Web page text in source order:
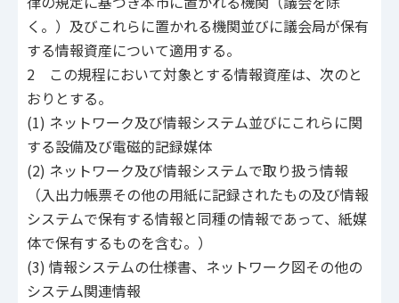
く。）及びこれらに置かれる機関並びに議会局が保有
する情報資産について適用する。
2 この規程において対象とする情報資産は、次のと
おりとする。
(1) ネットワーク及び情報システム並びにこれらに関
する設備及び電磁的記録媒体
(2) ネットワーク及び情報システムで取り扱う情報
（入出力帳票その他の用紙に記録されたもの及び情報
システムで保有する情報と同種の情報であって、紙媒
体で保有するものを含む。）
(3) 情報システムの仕様書、ネットワーク図その他の
システム関連情報